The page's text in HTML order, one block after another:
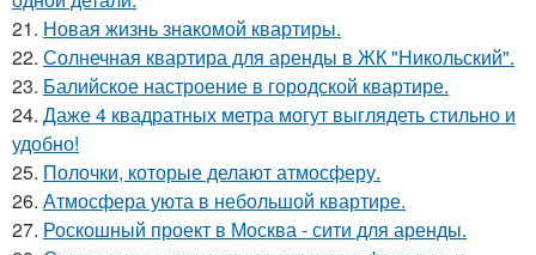
21. Новая жизнь знакомой квартиры.
22. Солнечная квартира для аренды в ЖК "Никольский".
23. Балийское настроение в городской квартире.
24. Даже 4 квадратных метра могут выглядеть стильно и
удобно!
25. Полочки, которые делают атмосферу.
26. Атмосфера уюта в небольшой квартире.
27. Роскошный проект в Москва - сити для аренды.